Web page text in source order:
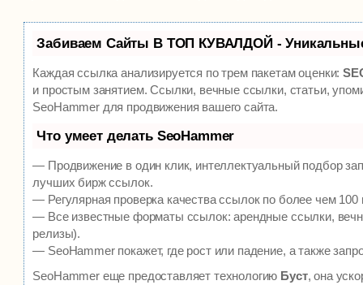
Забиваем Сайты В ТОП КУВАЛДОЙ -
Каждая ссылка анализируется по трем пакетам оценки:
и простым занятием. Ссылки, вечные ссылки, статьи,
SeoHammer для продвижения вашего сайта.
Что умеет делать SeoHammer
— Продвижение в один клик, интеллектуальный подбор
лучших бирж ссылок.
— Регулярная проверка качества ссылок по более чем
— Все известные форматы ссылок: арендные ссылки,
релизы).
— SeoHammer покажет, где рост или падение, а также
SeoHammer еще предоставляет технологию Буст, она